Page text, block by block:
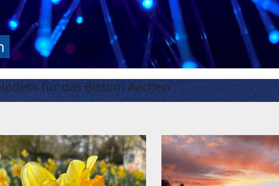
für das Bistum Aachen